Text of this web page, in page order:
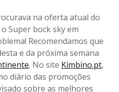
na oferta atual do
Super bock sky em
Recomendamos que
e da próxima semana
. No site Kimbino.pt,
diário das promoções
sobre as melhores